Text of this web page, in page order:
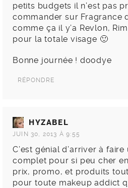
petits budgets il n’est pas
commander sur Fragrance
comme ça il y’a Revlon,
pour la totale visage 🙂
Bonne journée ! doodye
RÉPONDRE
HYZABEL
JUIN 30, 2013 À 9:55
C’est génial d’arriver à
complet pour si peu cher
prix, promo, et produits
pour toute makeup addict